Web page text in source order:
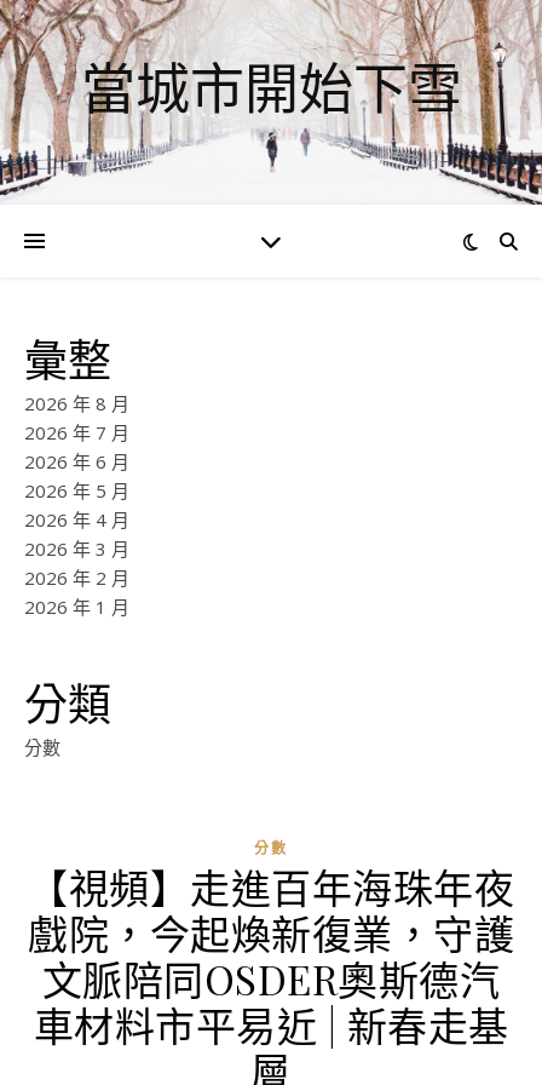
當城市開始下雪
彙整
2026 年 8 月
2026 年 7 月
2026 年 6 月
2026 年 5 月
2026 年 4 月
2026 年 3 月
2026 年 2 月
2026 年 1 月
分類
分數
分數
【視頻】走進百年海珠年夜
戲院，今起煥新復業，守護
文脈陪同OSDER奧斯德汽
車材料市平易近 | 新春走基
層